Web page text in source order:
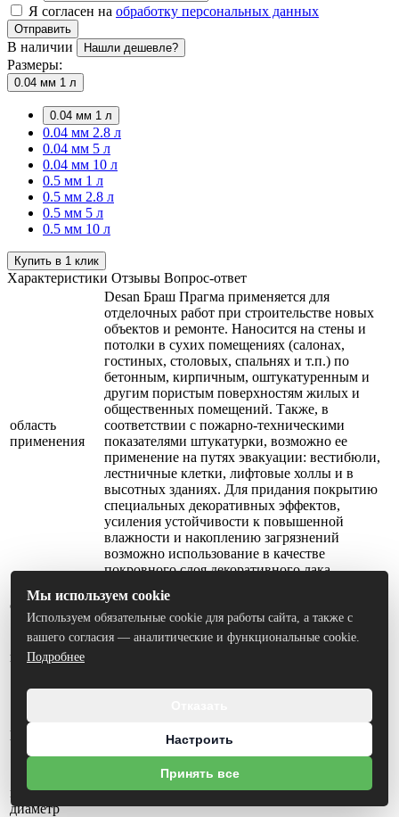
Я согласен на обработку персональных данных
Отправить
В наличии Нашли дешевле?
Размеры:
0.04 мм 1 л
0.04 мм 1 л
0.04 мм 2.8 л
0.04 мм 5 л
0.04 мм 10 л
0.5 мм 1 л
0.5 мм 2.8 л
0.5 мм 5 л
0.5 мм 10 л
Купить в 1 клик
Характеристики Отзывы Вопрос-ответ
область
применения
Desan Браш Прагма применяется для
отделочных работ при строительстве новых
объектов и ремонте. Наносится на стены и
потолки в сухих помещениях (салонах,
гостиных, столовых, спальнях и т.п.) по
бетонным, кирпичным, оштукатуренным и
другим пористым поверхностям жилых и
общественных помещений. Также, в
соответствии с пожарно-техническими
показателями штукатурки, возможно ее
применение на путях эвакуации: вестибюли,
лестничные клетки, лифтовые холлы и в
высотных зданиях. Для придания покрытию
специальных декоративных эффектов,
усиления устойчивости к повышенной
влажности и накоплению загрязнений
возможно использование в качестве
покровного слоя декоративного лака.
состав
водная дисперсия акриловых сополимеров,
модифицирующие добавки, минеральные
наполнители, пигменты, вода
цвет
белая, возможна компьютерная колеровка в
расход
0,6-0, 8 кг/м2. Фактический расход зависит от
фактуры, способа нанесения, инструмента, а
также опыта рабочего, осуществляющего
нанесение.
максимальный
диаметр
Мы используем cookie
Используем обязательные cookie для работы сайта, а также с
вашего согласия — аналитические и функциональные cookie.
Подробнее
Настроить
Принять все